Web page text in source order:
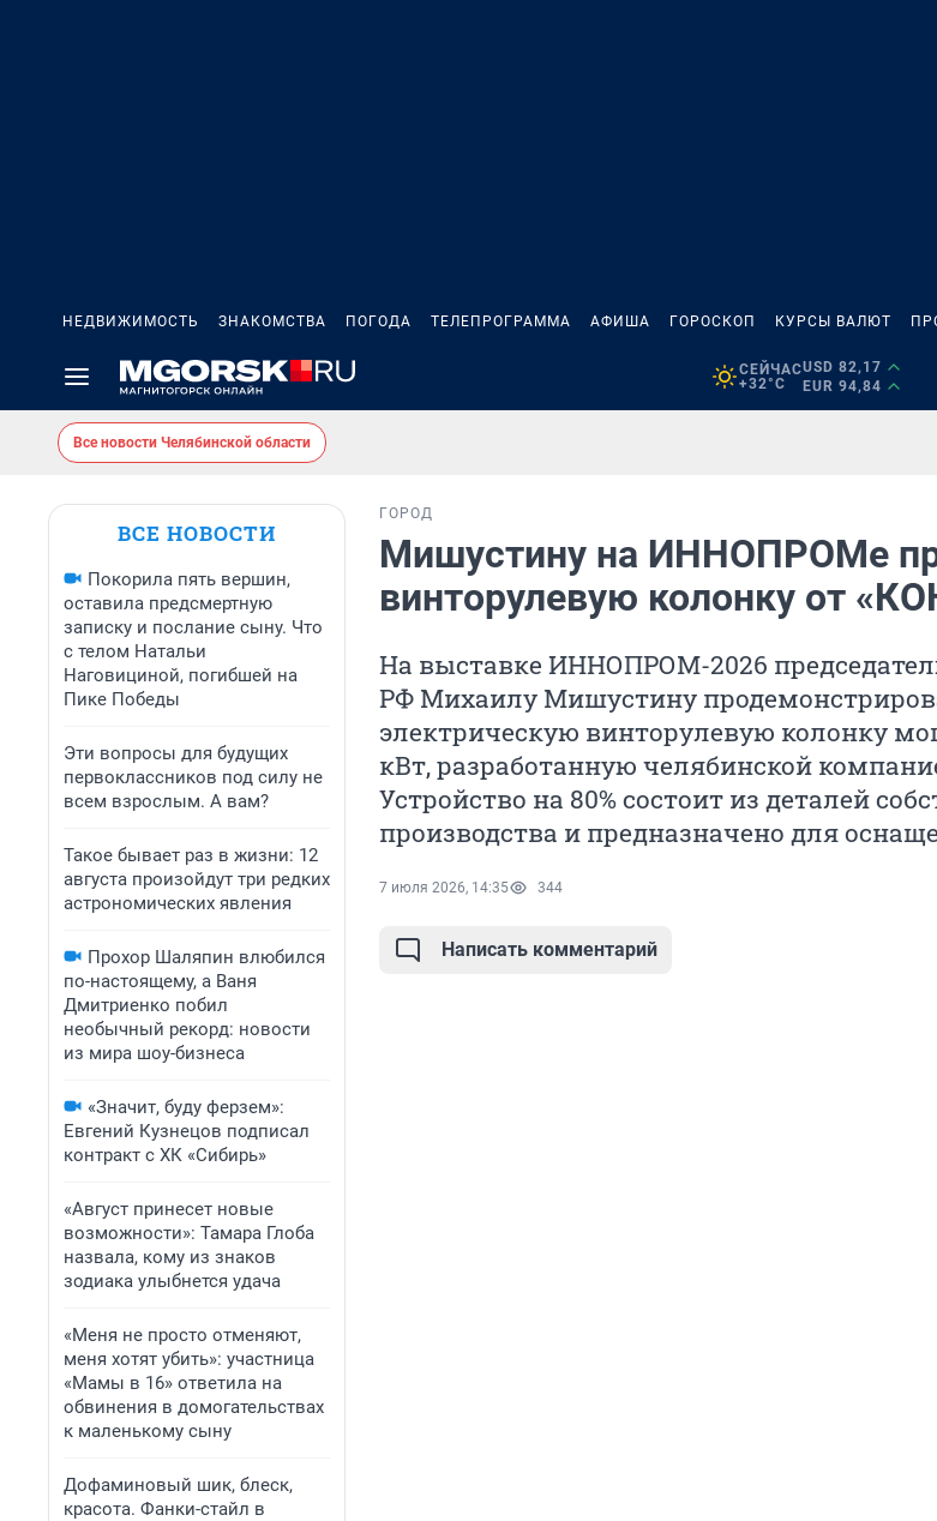
НЕДВИЖИМОСТЬ ЗНАКОМСТВА ПОГОДА ТЕЛЕПРОГРАММА АФИША ГОРОСКОП КУРСЫ ВАЛЮТ
СЕЙЧАС
+32°C
USD 82,17
EUR 94,84
Все новости Челябинской области
ВСЕ НОВОСТИ
Покорила пять вершин,
оставила предсмертную
записку и послание сыну. Что
с телом Натальи
Наговициной, погибшей на
Пике Победы
Эти вопросы для будущих
первоклассников под силу не
всем взрослым. А вам?
Такое бывает раз в жизни: 12
августа произойдут три редких
астрономических явления
Прохор Шаляпин влюбился
по-настоящему, а Ваня
Дмитриенко побил
необычный рекорд: новости
из мира шоу-бизнеса
«Значит, буду ферзем»:
Евгений Кузнецов подписал
контракт с ХК «Сибирь»
«Август принесет новые
возможности»: Тамара Глоба
назвала, кому из знаков
зодиака улыбнется удача
«Меня не просто отменяют,
меня хотят убить»: участница
«Мамы в 16» ответила на
обвинения в домогательствах
к маленькому сыну
Дофаминовый шик, блеск,
красота. Фанки-стайл в
ГОРОД
Мишустину на ИННОПРОМе
винторулевую колонку от
На выставке ИННОПРОМ-2026
РФ Михаилу Мишустину
электрическую винторулевую колонку
кВт, разработанную челябинской
Устройство на 80% состоит из деталей
производства и предназначено для
7 июля 2026, 14:35 344
Написать комментарий